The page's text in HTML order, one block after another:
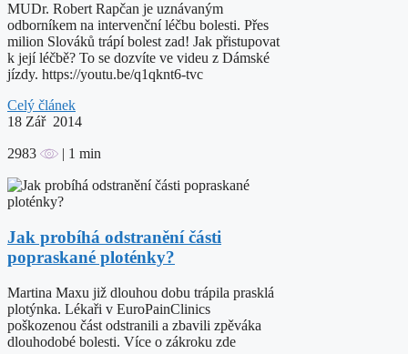
MUDr. Robert Rapčan je uznávaným
odborníkem na intervenční léčbu bolesti. Přes
milion Slováků trápí bolest zad! Jak přistupovat
k její léčbě? To se dozvíte ve videu z Dámské
jízdy. https://youtu.be/q1qknt6-tvc
Celý článek
18 Zář 2014
2983 | 1 min
Jak probíhá odstranění části
popraskané ploténky?
Martina Maxu již dlouhou dobu trápila prasklá
plotýnka. Lékaři v EuroPainClinics
poškozenou část odstranili a zbavili zpěváka
dlouhodobé bolesti. Více o zákroku zde